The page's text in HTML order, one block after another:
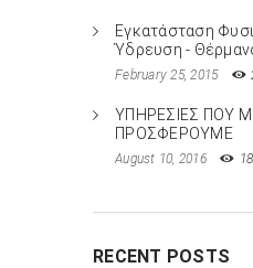
Εγκατάσταση
Ύδρευση -
February 25, 2015
ΥΠΗΡΕΣΙΕΣ ΠΟΥ
ΠΡΟΣΦΕΡΟΥΜΕ
August 10, 2016
RECENT POSTS